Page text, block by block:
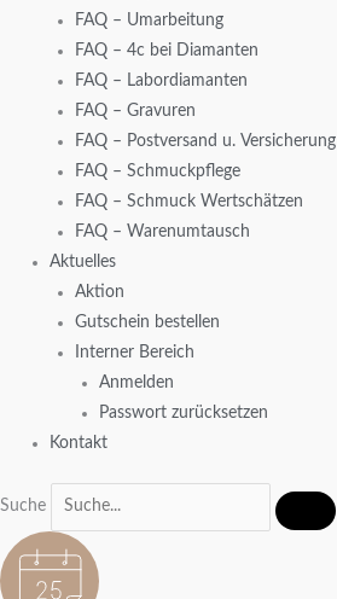
FAQ – Umarbeitung
FAQ – 4c bei Diamanten
FAQ – Labordiamanten
FAQ – Gravuren
FAQ – Postversand u. Versicherung
FAQ – Schmuckpflege
FAQ – Schmuck Wertschätzen
FAQ – Warenumtausch
Aktuelles
Aktion
Gutschein bestellen
Interner Bereich
Anmelden
Passwort zurücksetzen
Kontakt
Suche